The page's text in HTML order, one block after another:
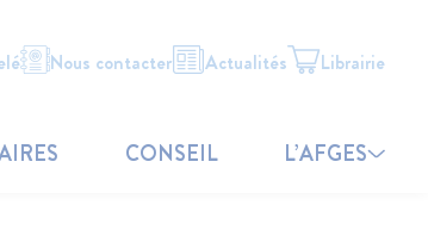
Nous contacter Actualités Librairie
CONSEIL L’AFGES